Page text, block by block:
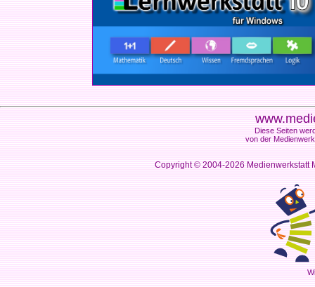
Diese Seiten
von der
Copyright © 2004-2026Medienwerkstatt